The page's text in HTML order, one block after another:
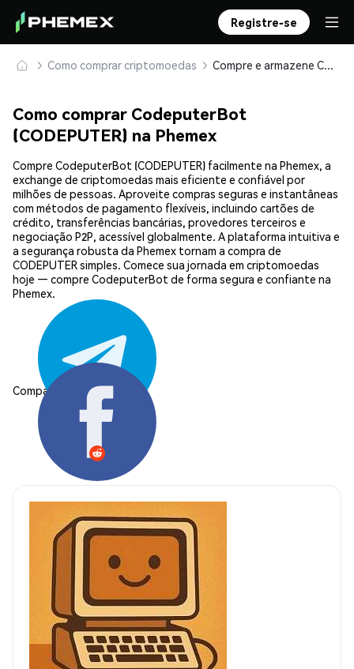
Registre-se
Como comprar criptomoedas Compre e armazene CodeputerBot (CODEPUTER) com segurança
Como comprar CodeputerBot
(CODEPUTER) na Phemex
Compre CodeputerBot (CODEPUTER) facilmente na Phemex, a
exchange de criptomoedas mais eficiente e confiável por
milhões de pessoas. Aproveite compras seguras e instantâneas
com métodos de pagamento flexíveis, incluindo cartões de
crédito, transferências bancárias, provedores terceiros e
negociação P2P, acessível globalmente. A plataforma intuitiva e
a segurança robusta da Phemex tornam a compra de
CODEPUTER simples. Comece sua jornada em criptomoedas
hoje — compre CodeputerBot de forma segura e confiante na
Phemex.
Compartilhar: